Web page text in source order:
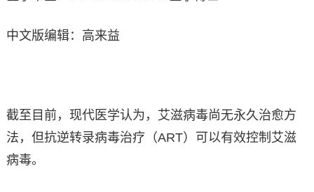
中文版编辑：高来益
截至目前，现代医学认为，艾滋病毒尚无永久治愈方
法，但抗逆转录病毒治疗（ART）可以有效控制艾滋
病毒。